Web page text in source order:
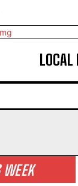
WEEK